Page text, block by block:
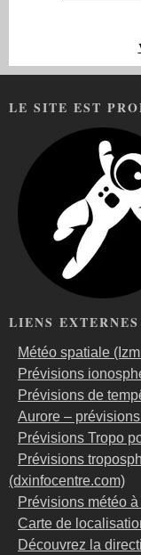
LE SITE EST
LIENS EXTERNES
Météo spatiale
Prévisions
Prévisions de
Aurore –
Prévisions Tropo
Prévisions
(dxinfocentre.com)
Prévisions météo
Carte de
Découvrez la